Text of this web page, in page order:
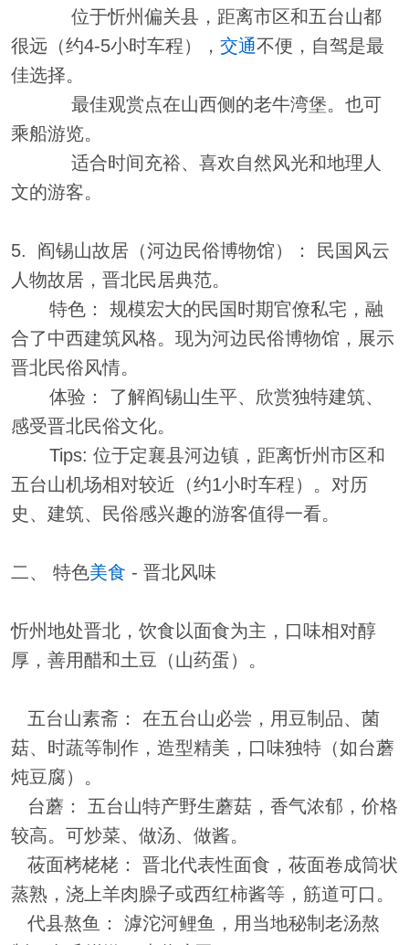
位于忻州偏关县，距离市区和五台山都
很远（约4-5小时车程）， 交通不便，自驾是最
佳选择。
最佳观赏点在山西侧的老牛湾堡。也可
乘船游览。
适合时间充裕、喜欢自然风光和地理人
文的游客。
5. 阎锡山故居（河边民俗博物馆）： 民国风云
人物故居，晋北民居典范。
特色： 规模宏大的民国时期官僚私宅，融
合了中西建筑风格。现为河边民俗博物馆，展示
晋北民俗风情。
体验： 了解阎锡山生平、欣赏独特建筑、
感受晋北民俗文化。
Tips: 位于定襄县河边镇，距离忻州市区和
五台山机场相对较近（约1小时车程）。对历
史、建筑、民俗感兴趣的游客值得一看。
二、 特色美食 - 晋北风味
忻州地处晋北，饮食以面食为主，口味相对醇
厚，善用醋和土豆（山药蛋）。
五台山素斋： 在五台山必尝，用豆制品、菌
菇、时蔬等制作，造型精美，口味独特（如台蘑
炖豆腐）。
台蘑： 五台山特产野生蘑菇，香气浓郁，价格
较高。可炒菜、做汤、做酱。
莜面栲栳栳： 晋北代表性面食，莜面卷成筒状
蒸熟，浇上羊肉臊子或西红柿酱等，筋道可口。
代县熬鱼： 滹沱河鲤鱼，用当地秘制老汤熬